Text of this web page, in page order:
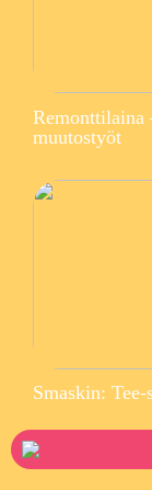
Remonttilaina
muutostyöt
Smaskin: